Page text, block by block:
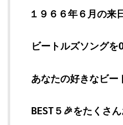
１９６６年６月の来
ビートルズソングを
あなたの好きなビー
BEST５🎉をたくさ